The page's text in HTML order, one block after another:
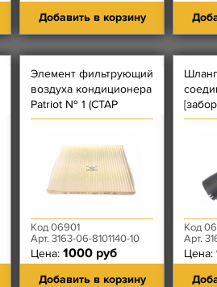
Добавить в корзину
Элемент фильтрующий
воздуха кондиционера
Patriot № 1 (СТАР
панель)
Код 06901
Арт. 3163-06-8101140-10
Цена: 1000 руб
Добавить в корзину
Шланг
(452
см,
Код
Арт.
Цена: